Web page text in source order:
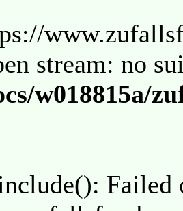
stream: no
w018815a/
Failed